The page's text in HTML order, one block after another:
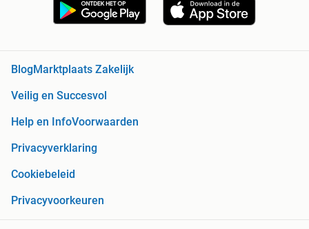
Blog Marktplaats Zakelijk
Veilig en Succesvol
Help en InfoVoorwaarden
Privacyverklaring
Cookiebeleid
Privacyvoorkeuren